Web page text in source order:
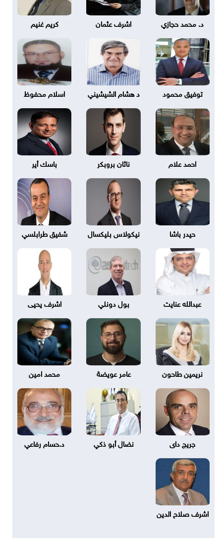
د. محمد حجازي اشرف عثمان كريم غنيم
توفيق محمود د هشام الشيشيني اسلام محفوظ
احمد علام ناثان بروبكر باسك أير
حيدر باشا نيكولاس بليكسال شفيق طرابلسي
عبدالله عنايت بول دونلي اشرف يحيى
نريمين طاحون عامر عويضة محمد امين
جريج داى نضال أبو ذكي د.حسام رفاعي
اشرف صلاح الدين